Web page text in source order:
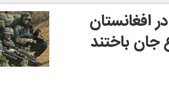
سازمان ملل متحد: در سال 2015 در افغانستان